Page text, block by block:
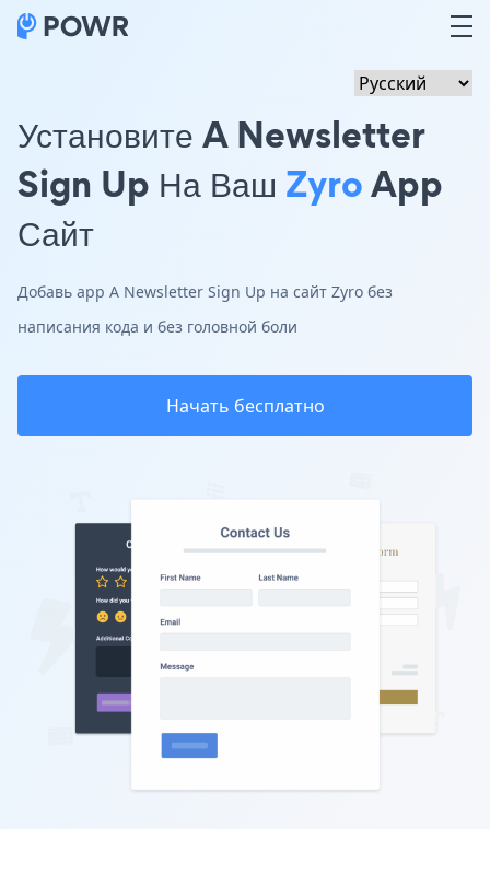
Установите A Newsletter
Sign Up На Ваш ZyroApp
Сайт
Добавь app A Newsletter Sign Up на сайт Zyro без
написания кода и без головной боли
Начать бесплатно